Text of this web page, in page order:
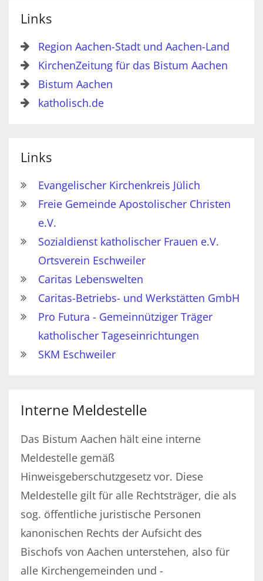
Links
Region Aachen-Stadt und Aachen-Land
KirchenZeitung für das Bistum Aachen
Bistum Aachen
katholisch.de
Links
Evangelischer Kirchenkreis Jülich
Freie Gemeinde Apostolischer Christen
e.V.
Sozialdienst katholischer Frauen e.V.
Ortsverein Eschweiler
Caritas Lebenswelten
Caritas-Betriebs- und Werkstätten GmbH
Pro Futura - Gemeinnütziger Träger
katholischer Tageseinrichtungen
SKM Eschweiler
Interne Meldestelle
Das Bistum Aachen hält eine interne
Meldestelle gemäß
Hinweisgeberschutzgesetz vor. Diese
Meldestelle gilt für alle Rechtsträger, die als
sog. öffentliche juristische Personen
kanonischen Rechts der Aufsicht des
Bischofs von Aachen unterstehen, also für
alle Kirchengemeinden und -